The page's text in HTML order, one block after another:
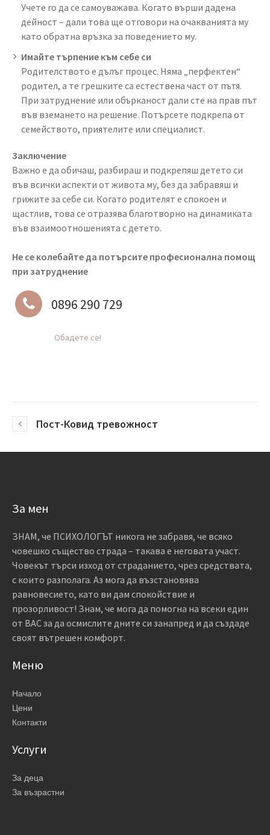
Учете го да се самоуважава. Когато върши дадена
дейност – дали това ще отговори на очакванията му
като обратна връзка за поведението му.
Имайте търпение към себе си
Родителството е дълъг процес. Няма „перфектен“
родител, а те грешките са естествена част от пътя.
При затруднение или обърканост дали сте на прав път
във вземането на решение. Потърсете подкрепа от
семейството, приятелите или специалист.
Заключение
Важно е да обичаш, разбираш и подкрепяш детето си
във всички аспекти от живота му, без да забравяш и
грижите за себе си. Когато родителят е спокоен и
щастлив, това се отразява благотворно на динамиката
във взаимоотношенията с детето.
Не се колебайте да потърсите професионална помощ
при затруднение
0896 290 729
Обадете се!
Пост-Ковид тревожност
За мен
ЗНАМ, че ПСИХОЛОГЪТ никога не забравя, че всяко
човешко същество страда – такава е неговата участ.
Човекът търси изход от страданието, чрез средствата,
с които разполага. Аз мога да възстановява
равновесието, като ви дам спокойствие и
прозорливост! Знам, че мога да помогна на всеки един
от ВАС за да осмислите дните си занапред и да създаде
своят вътрешен комфорт.
Меню
Начало
Цени
Контакти
Услуги
За деца
За възрастни